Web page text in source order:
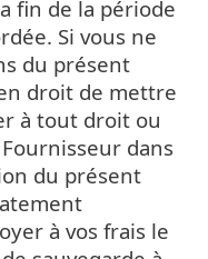
fin de la période
Si vous ne
du présent
droit de mettre
à tout droit ou
dans
du présent
à vos frais le